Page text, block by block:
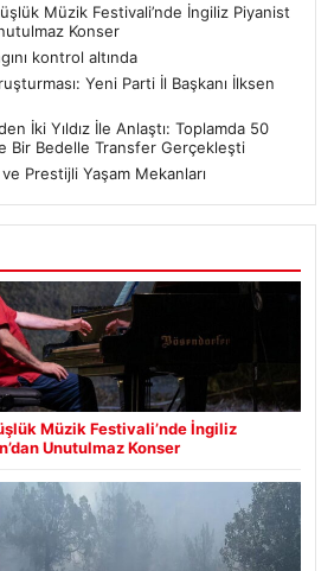
Müzik Festivali’nde İngiliz Piyanist
Konser
kontrol altında
Yeni Parti İl Başkanı İlksen
İki Yıldız İle Anlaştı: Toplamda 50
Bir Bedelle Transfer Gerçekleşti
Prestijli Yaşam Mekanları
Müzik Festivali’nde İngiliz
Unutulmaz Konser